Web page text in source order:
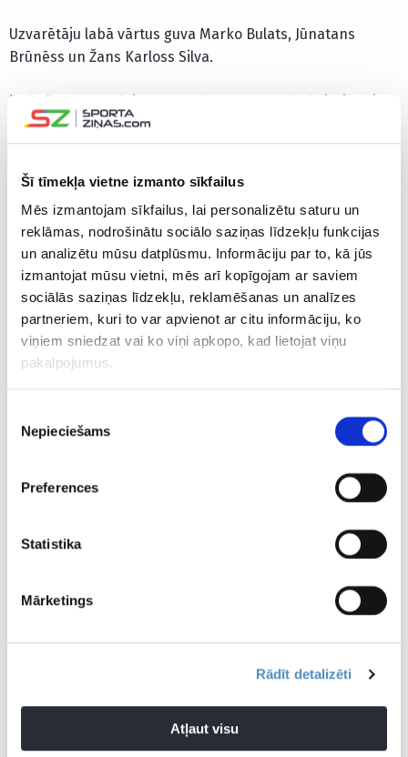
Šī tīmekļa vietne izmanto sīkfailus
Mēs izmantojam sīkfailus, lai personalizētu saturu un
reklāmas, nodrošinātu sociālo saziņas līdzekļu funkcijas
un analizētu mūsu datplūsmu. Informāciju par to, kā jūs
izmantojat mūsu vietni, mēs arī kopīgojam ar saviem
sociālās saziņas līdzekļu, reklamēšanas un analīzes
partneriem, kuri to var apvienot ar citu informāciju, ko
viņiem sniedzat vai ko viņi apkopo, kad lietojat viņu
pakalpojumus.
izvēle
Nepieciešams
Preferences
Statistika
Mārketings
Rādīt detalizēti
Atļaut visu
Uzvarētāju labā vārtus guva Marko Bulats, Jūnatans
Brūnēss un Žans Karloss Silva.
“Arka” ar 36 punktiem 34 spēlēs turnīra tabulā ierindojās
17. pozīcijā 18 komandu konkurencē, nesaglabājot vietu
Polijas augstākajā līgā. Pozīciju augstāk bija savainotā
Alvja Jaunzema pārstāvētā Gdaņskas “Lechia”, kas arī
nesaglabāja vietu ekstraklasē.
CITAS ZIŅAS NO ŠĪS KATEGORIJAS
EKSKLUZĪVI
jauda var palīdzēt
spēlētājs
divās
uzbrucējs